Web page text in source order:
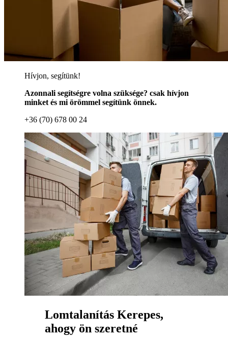
Hívjon, segítünk!
Azonnali segítségre volna szüksége? csak hívjon
minket és mi örömmel segítünk önnek.
+36 (70) 678 00 24
Lomtalanítás Kerepes,
ahogy ön szeretné